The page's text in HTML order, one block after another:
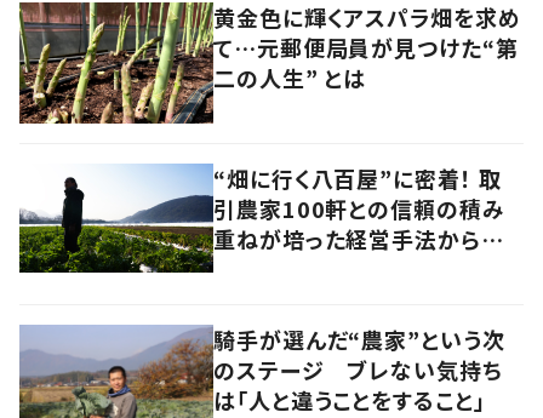
黄金色に輝くアスパラ畑を求め
て…元郵便局員が見つけた“第
二の人生” とは
“畑に行く八百屋”に密着！ 取
引農家100軒との信頼の積み
重ねが培った経営手法から見
騎手が選んだ“農家”という次
のステージ ブレない気持ち
は「人と違うことをすること」